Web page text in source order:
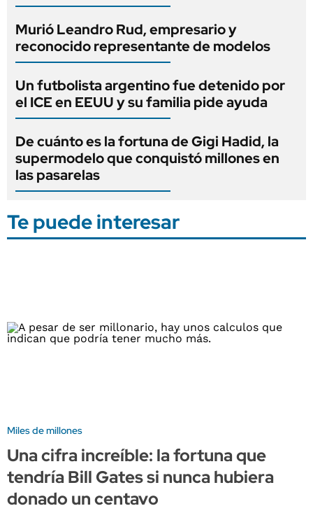
Murió Leandro Rud, empresario y
reconocido representante de modelos
Un futbolista argentino fue detenido por
el ICE en EEUU y su familia pide ayuda
De cuánto es la fortuna de Gigi Hadid, la
supermodelo que conquistó millones en
las pasarelas
Te puede interesar
Miles de millones
Una cifra increíble: la fortuna que
tendría Bill Gates si nunca hubiera
donado un centavo